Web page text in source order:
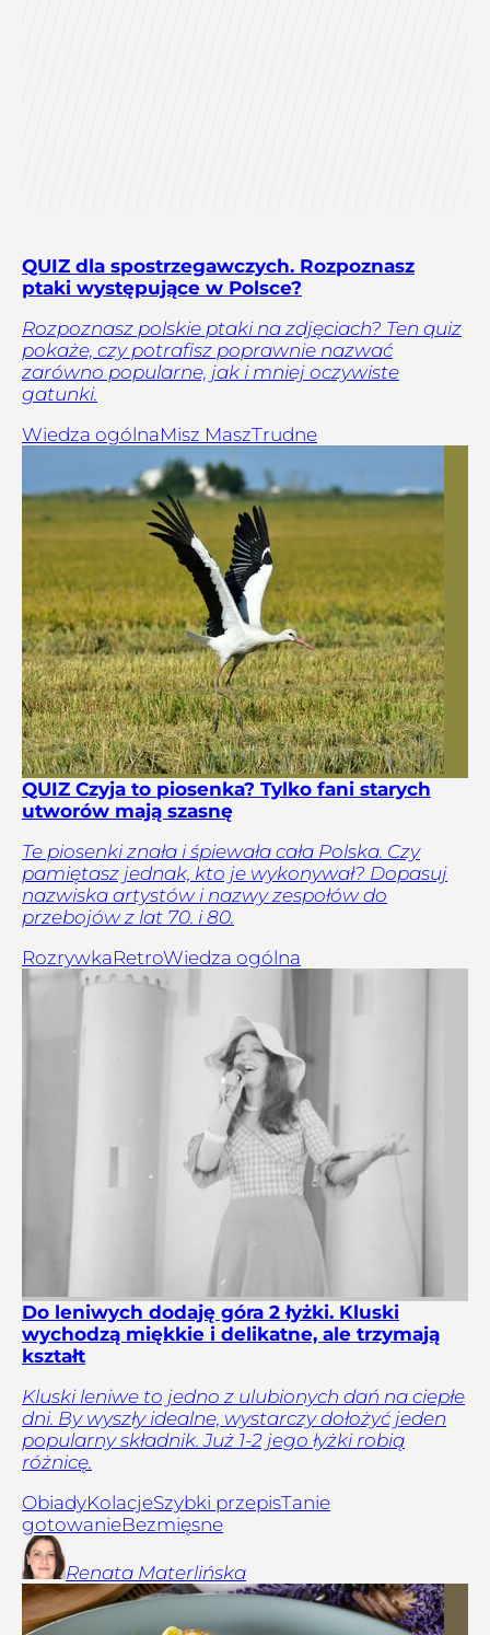
QUIZ dla spostrzegawczych. Rozpoznasz
ptaki występujące w Polsce?
Rozpoznasz polskie ptaki na zdjęciach? Ten quiz
pokaże, czy potrafisz poprawnie nazwać
zarówno popularne, jak i mniej oczywiste
gatunki.
Wiedza ogólnaMisz MaszTrudne
QUIZ Czyja to piosenka? Tylko fani starych
utworów mają szasnę
Te piosenki znała i śpiewała cała Polska. Czy
pamiętasz jednak, kto je wykonywał? Dopasuj
nazwiska artystów i nazwy zespołów do
przebojów z lat 70. i 80.
RozrywkaRetroWiedza ogólna
Do leniwych dodaję góra 2 łyżki. Kluski
wychodzą miękkie i delikatne, ale trzymają
kształt
Kluski leniwe to jedno z ulubionych dań na ciepłe
dni. By wyszły idealne, wystarczy dołożyć jeden
popularny składnik. Już 1-2 jego łyżki robią
różnicę.
ObiadyKolacjeSzybki przepisTanie
gotowanieBezmięsne
Renata Materlińska